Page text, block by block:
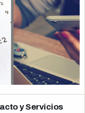
y Servicios